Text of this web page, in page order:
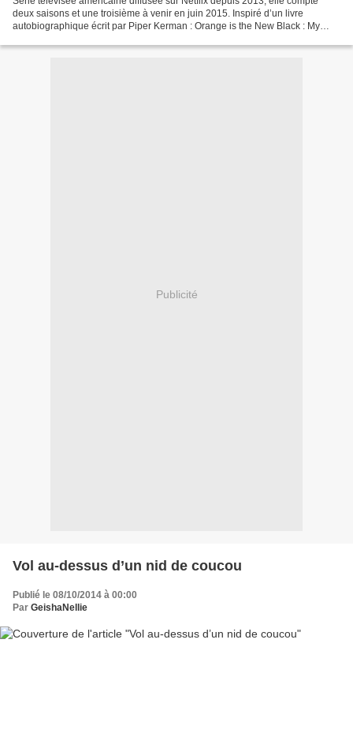
deux saisons et une troisième à venir en juin 2015. Inspiré d’un livre
autobiographique écrit par Piper Kerman : Orange is the New Black : My
Publicité
Vol au-dessus d’un nid de coucou
Publié le 08/10/2014 à 00:00
Par GeishaNellie